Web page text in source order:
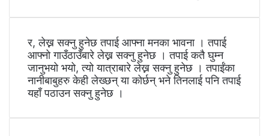
र, लेख्न सक्नु हुनेछ तपाई आफ्ना मनका भावना । तपाई
आफ्नो गाउँठाउँबारे लेख्न सक्नु हुनेछ । तपाई कतै घुम्न
जानुभयो भयो, त्यो यात्राबारे लेख्न सक्नु हुनेछ । तपाईंका
नानीबाबुहरु केही लेख्छन् या कोर्छन् भने तिनलाई पनि तपाई
यहाँ पठाउन सक्नु हुनेछ ।